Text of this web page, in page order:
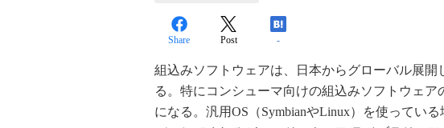
Share Post -
組込みソフトウェアは、日本からグローバル展
る。特にコンシューマ向けの組込みソフトウェ
になる。汎用OS（SymbianやLinux）を使ってい